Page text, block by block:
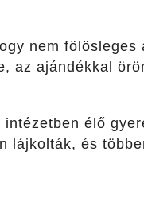
nem
az ajándékkal
élő
lájkolták, és